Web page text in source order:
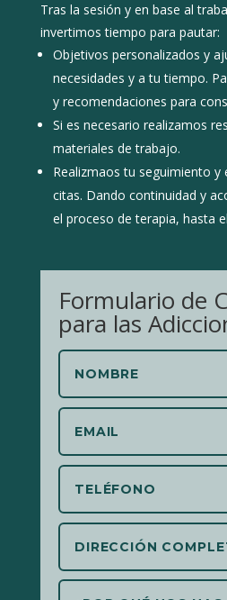
Tras la sesión y en base al
invertimos tiempo para pautar:
Objetivos personalizados y
necesidades y a tu tiempo.
y recomendaciones para
Si es necesario realizamos
materiales de trabajo.
Realizmaos tu seguimiento y
citas. Dando continuidad y
el proceso de terapia, hasta
Formulario de
para las